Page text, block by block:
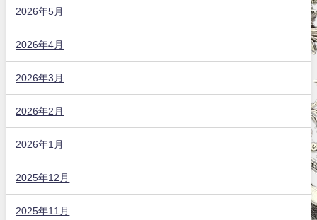
2026年5月
2026年4月
2026年3月
2026年2月
2026年1月
2025年12月
2025年11月